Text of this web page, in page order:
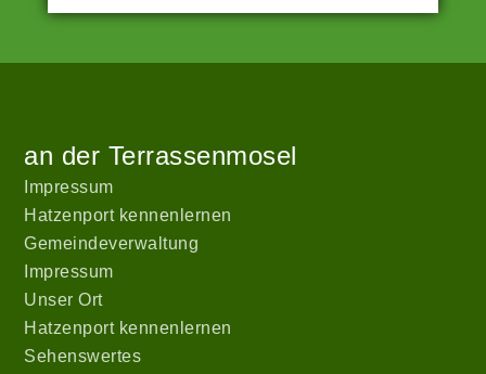
|
Theme:
hatzenport_s
Barth.
an der Terrassenmosel
Impressum
Hatzenport kennenlernen
Gemeindeverwaltung
Impressum
Unser Ort
Hatzenport kennenlernen
Sehenswertes